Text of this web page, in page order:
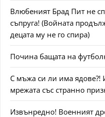
Влюбеният Брад Пит не
съпруга! (Войната
децата му не го спира)
Почина бащата на
С мъжа си ли има ядове?!
мрежата със странно
Извънредно! Военният